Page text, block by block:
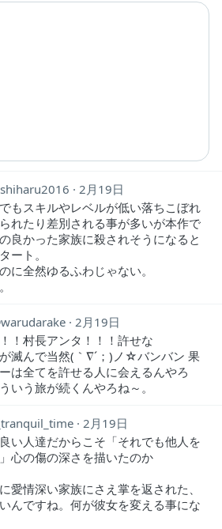
2月19日
もスキルやレベルが低い落ちこぼれ
れたり差別される事が多いが本作で
良かった家族に殺されそうになると
ート。
に全然ゆるふわじゃない。
warudarake
2月19日
！村長アンタ！！！許せな
滅んで当然(｀∇´；)ノ☆バンバン 果
は全てを許せる人に会えるんやろ
いう旅が続くんやろね～。
2月19日
い人達だからこそ「それでも他人を
心の傷の深さを描いたのか
愛情深い家族にさえ掌を返された、
んですね。何が彼女を変える事にな